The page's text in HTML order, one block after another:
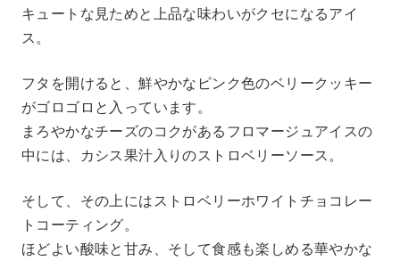
キュートな見ためと上品な味わいがクセになるアイ
ス。
フタを開けると、鮮やかなピンク色のベリークッキー
がゴロゴロと入っています。
まろやかなチーズのコクがあるフロマージュアイスの
中には、カシス果汁入りのストロベリーソース。
そして、その上にはストロベリーホワイトチョコレー
トコーティング。
ほどよい酸味と甘み、そして食感も楽しめる華やかな